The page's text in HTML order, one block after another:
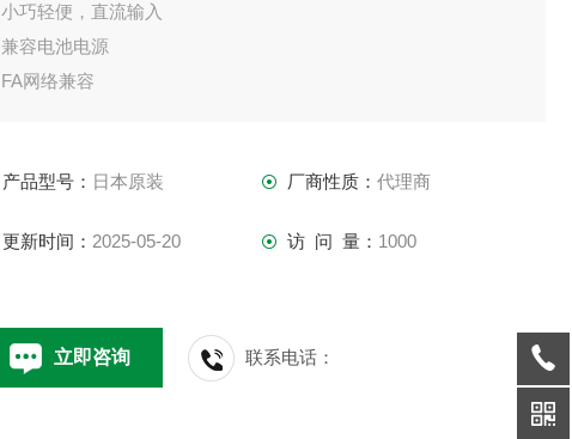
小巧轻便，直流输入
兼容电池电源
FA网络兼容
产品型号： 日本原装 厂商性质： 代理商
更新时间： 2025-05-20 访 问 量： 1000
立即咨询 联系电话：